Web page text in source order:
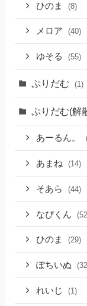
ひのま (8)
メロア (40)
ゆそる (55)
ぷりだむ (1)
ぷりだむ(解
あーるん。
あまね (14)
そあら (44)
なぴくん
ひのま (29)
ぽちいぬ
れいじ (1)